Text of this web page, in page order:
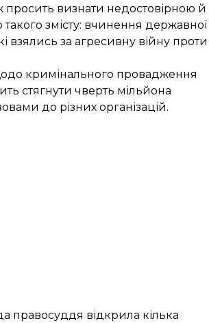
просить визнати недостовірною й
такого змісту: вчинення державної
взялись за агресивну війну проти
кримінального провадження
стягнути чверть мільйона
до різних організацій.
правосуддя відкрила кілька